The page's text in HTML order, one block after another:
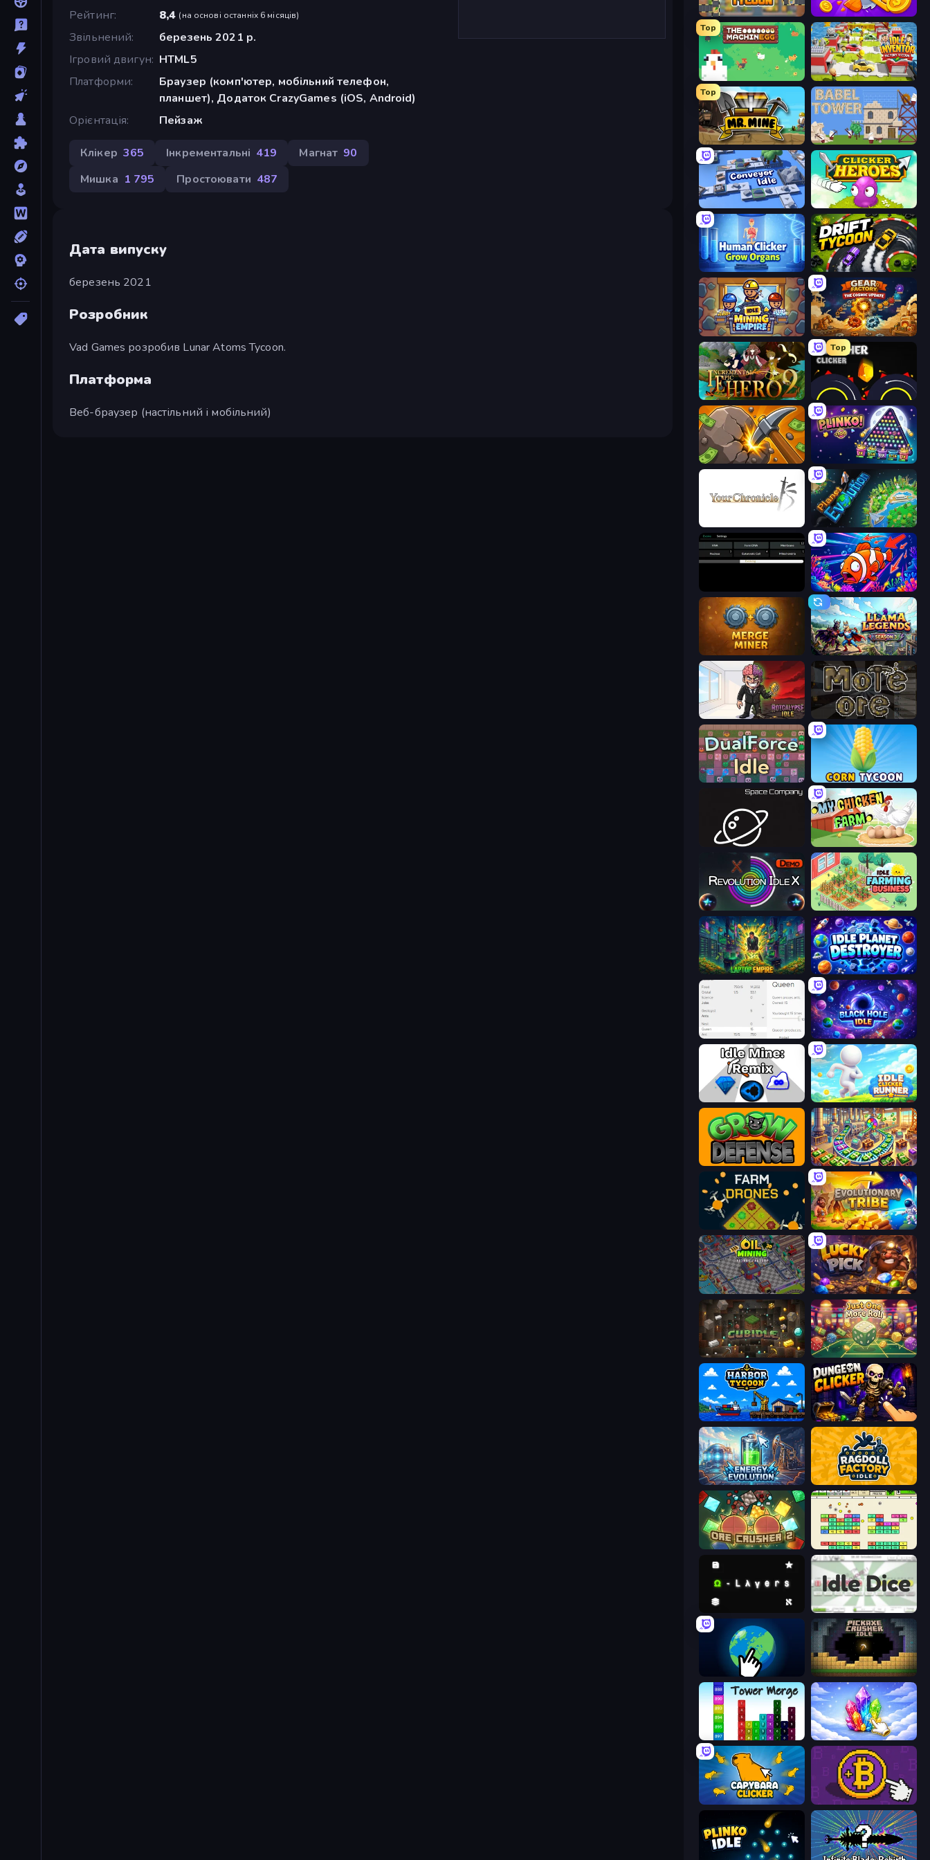
Рейтинг
8,4 (на основі останніх 6 місяців)
Звільнений
березень 2021 р.
Ігровий двигун HTML5
Платформи
Браузер (комп'ютер, мобільний телефон,
планшет), Додаток CrazyGames (iOS, Android)
Орієнтація
Пейзаж
Клікер 365 Інкрементальні 419 Магнат 90
Мишка 1 795 Простоювати 487
Дата випуску
березень 2021
Розробник
Vad Games розробив Lunar Atoms Tycoon.
Платформа
Веб-браузер (настільний і мобільний)
Leek Factory Tycoon Farm Ring Idle
Top
The MachinEGG Idle Inventor
Top
Mr. Mine Babel Tower
Conveyor Idle Clicker Heroes
Human Clicker: Grow Organs Drift Tycoon
Idle Mining Empire Gear Factory
Incremental Epic Hero 2
Top
Crusher Clicker
Mine Clicker PLINKO!
Planet Evolution: Idle Clicker
Fish Catch Idle
Merge Miner Llama Legends
Rotcalypse: Idle Incremental More Ore
DualForce Idle Corn Tycoon
Space Company My Chicken Farm
Revolution Idle X Idle Farming Business
Laptop Empire Idle Planet Destroyer
Idle Ants Black Hole Idle
Idle Mine: Remix Idle Clicker Runner
Grow Defense Money Factory: Tycoon Idle Game
Farm Drones Evolutionary Tribe
Oil Mining 3D: Petrol Factory Lucky Pick
Cubidle Just One More Roll
Harbor Tycoon Dungeon Clicker
Energy Evolution Ragdoll Factory Idle
OreCrusher 2 Idle Breakout
Omega Layers Idle Dice
Planet Clicker 2 Pickaxe Crusher Idle
Tower Merge Crystalia Idle Clicker
Capybara Clicker Money Maker